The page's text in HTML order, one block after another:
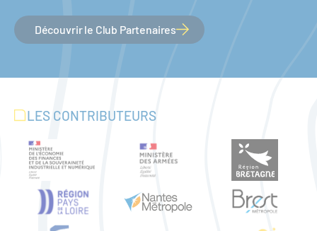
Découvrir le Club Partenaires
LES CONTRIBUTEURS